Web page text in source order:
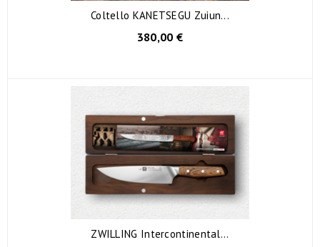
Coltello KANETSEGU Zuiun...
380,00 €
ZWILLING Intercontinental...